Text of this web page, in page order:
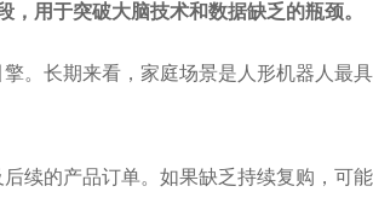
用于突破大脑技术和数据缺乏的瓶颈。
。长期来看，家庭场景是人形机器人最具
续的产品订单。如果缺乏持续复购，可能